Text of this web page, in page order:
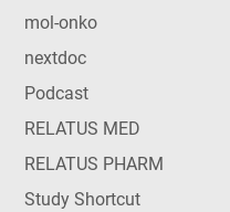
mol-onko
nextdoc
Podcast
RELATUS MED
RELATUS PHARM
Study Shortcut